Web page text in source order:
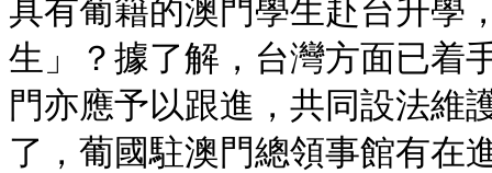
具有葡籍的澳門學生赴台升學
生」？據了解，台灣方面已着
門亦應予以跟進，共同設法維
了，葡國駐澳門總領事館有在